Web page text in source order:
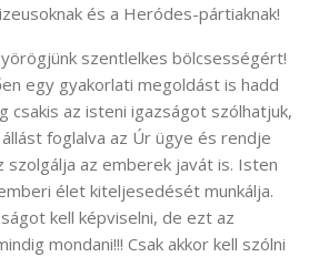
és a Heródes-pártiaknak!
szentlelkes bölcsességért!
egy gyakorlati megoldást is hadd
csakis az isteni igazságot szólhatjuk,
foglalva az Úr ügye és rendje
szolgálja az emberek javát is. Isten
élet kiteljesedését munkálja.
kell képviselni, de ezt az
mondani!!! Csak akkor kell szólni